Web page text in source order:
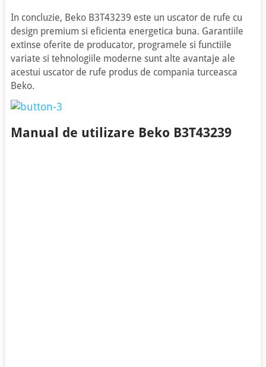
In concluzie, Beko B3T43239 este un uscator de rufe cu
design premium si eficienta energetica buna. Garantiile
extinse oferite de producator, programele si functiile
variate si tehnologiile moderne sunt alte avantaje ale
acestui uscator de rufe produs de compania turceasca
Beko.
Manual de utilizare Beko B3T43239